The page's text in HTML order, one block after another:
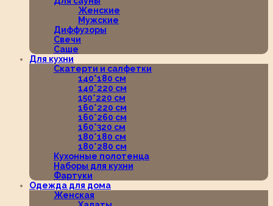
Женские
Мужские
Диффузоры
Свечи
Саше
Для кухни
Скатерти и салфетки
140*180 см
140*220 см
150*220 см
160*220 см
160*260 см
160*320 см
180*180 см
180*280 см
Кухонные полотенца
Наборы для кухни
Фартуки
Одежда для дома
Женская